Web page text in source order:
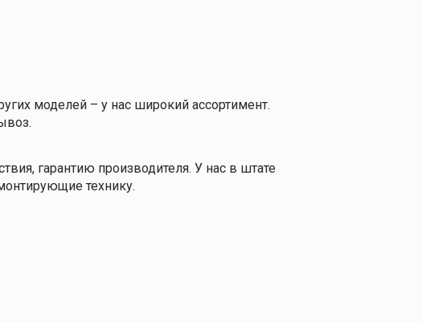
моделей – у нас широкий ассортимент.
гарантию производителя. У нас в штате
технику.